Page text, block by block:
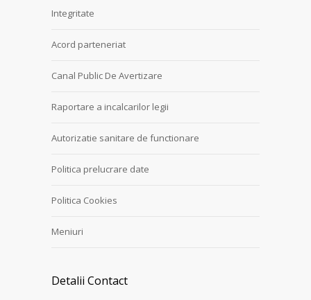
Integritate
Acord parteneriat
Canal Public De Avertizare
Raportare a incalcarilor legii
Autorizatie sanitare de functionare
Politica prelucrare date
Politica Cookies
Meniuri
Detalii Contact